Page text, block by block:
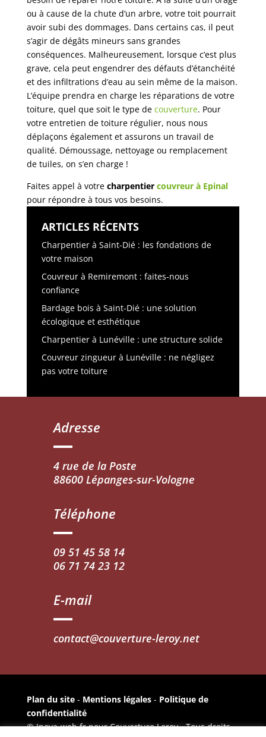
ou à cause de la chute d’un arbre, votre toit pourrait
avoir subi des dommages. Dans certains cas, il peut
s’agir de dégâts mineurs sans grandes
conséquences. Malheureusement, lorsque c’est plus
grave, cela peut engendrer des défauts d’étanchéité
et des infiltrations d’eau au sein même de la maison.
L’équipe prendra en charge les réparations de votre
toiture, quel que soit le type de couverture. Pour
votre entretien de toiture régulier, nous nous
déplaçons également et assurons un travail de
qualité. Démoussage, nettoyage ou remplacement
de tuiles, on s’en charge !
Faites appel à votre charpentier couvreur à Epinal
pour répondre à tous vos besoins.
ARTICLES RÉCENTS
Charpentier à Saint-Dié : les fondations de
votre maison
Couvreur à Remiremont : faites-nous
confiance
Bardage bois à Saint-Dié : une solution
écologique et esthétique
Charpentier à Lunéville : une structure solide
Couvreur zingueur à Lunéville : ne négligez
pas votre toiture
Adresse
4 rue de la Poste
88600 Lépanges-sur-Vologne
Téléphone
09 51 45 58 14
06 71 74 23 12
E-mail
contact@couverture-leroy.net
Plan du site- Mentions légales - Politique de
confidentialité
© Inova-web.fr pour Couverture Leroy - Tous droits